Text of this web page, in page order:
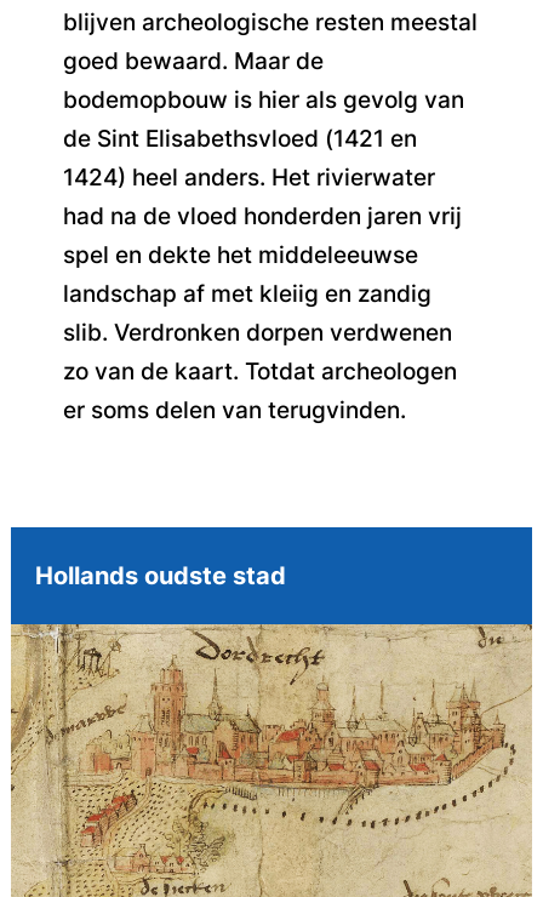
blijven archeologische resten meestal
goed bewaard. Maar de
bodemopbouw is hier als gevolg van
de Sint Elisabethsvloed (1421 en
1424) heel anders. Het rivierwater
had na de vloed honderden jaren vrij
spel en dekte het middeleeuwse
landschap af met kleiig en zandig
slib. Verdronken dorpen verdwenen
zo van de kaart. Totdat archeologen
er soms delen van terugvinden.
Hollands oudste stad